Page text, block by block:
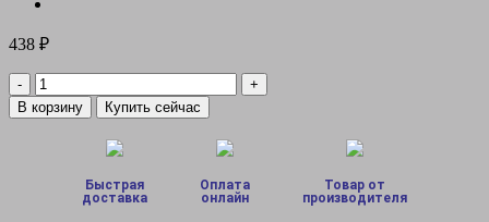
438 ₽
Количество
товара
Трос
гибкий
спидометра
В корзину Купить сейчас
Быстрая
доставка
Оплата
онлайн
Товар от
производителя